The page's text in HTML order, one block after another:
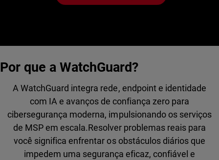
Por que a WatchGuard?
A WatchGuard integra rede, endpoint e identidade
com IA e avanços de confiança zero para
cibersegurança moderna, impulsionando os serviços
de MSP em escala.Resolver problemas reais para
você significa enfrentar os obstáculos diários que
impedem uma segurança eficaz, confiável e